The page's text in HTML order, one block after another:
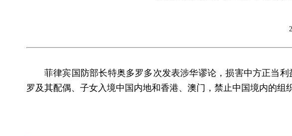
菲律宾国防部长特奥多罗多次发表涉华谬论，损害中方正当
罗及其配偶、子女入境中国内地和香港、澳门，禁止中国境内的组